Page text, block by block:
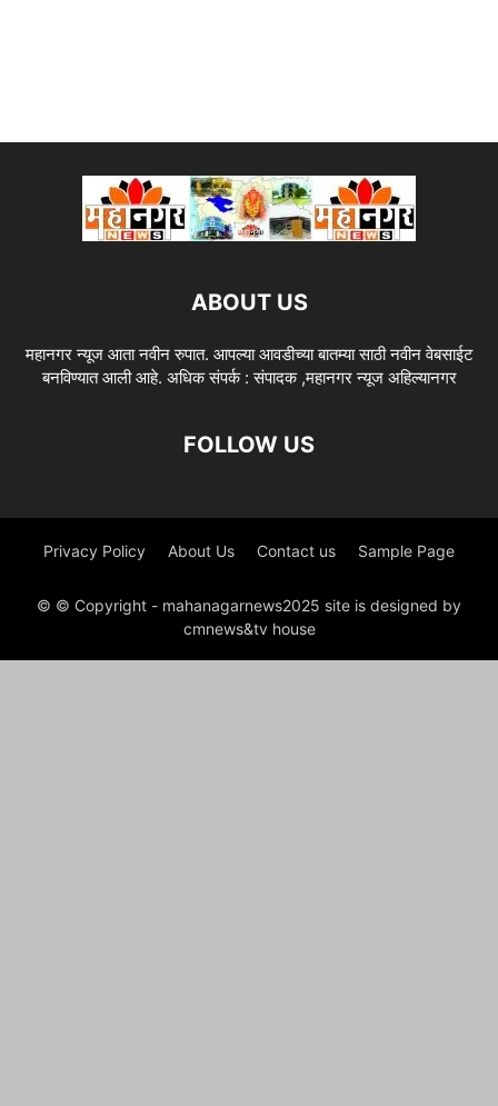
ABOUT US
महानगर न्यूज आता नवीन रुपात. आपल्या आवडीच्या बातम्या साठी नवीन वेबसाईट
बनविण्यात आली आहे. अधिक संपर्क : संपादक ,महानगर न्यूज अहिल्यानगर
FOLLOW US
Privacy Policy About Us Contact us Sample Page
© © Copyright - mahanagarnews2025 site is designed by
cmnews&tv house